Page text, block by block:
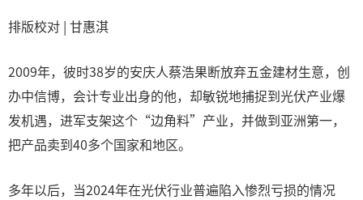
排版校对 | 甘惠淇
2009年，彼时38岁的安庆人蔡浩果断放弃五金建材生意，创
办中信博，会计专业出身的他，却敏锐地捕捉到光伏产业爆
发机遇，进军支架这个“边角料”产业，并做到亚洲第一，
把产品卖到40多个国家和地区。
多年以后，当2024年在光伏行业普遍陷入惨烈亏损的情况